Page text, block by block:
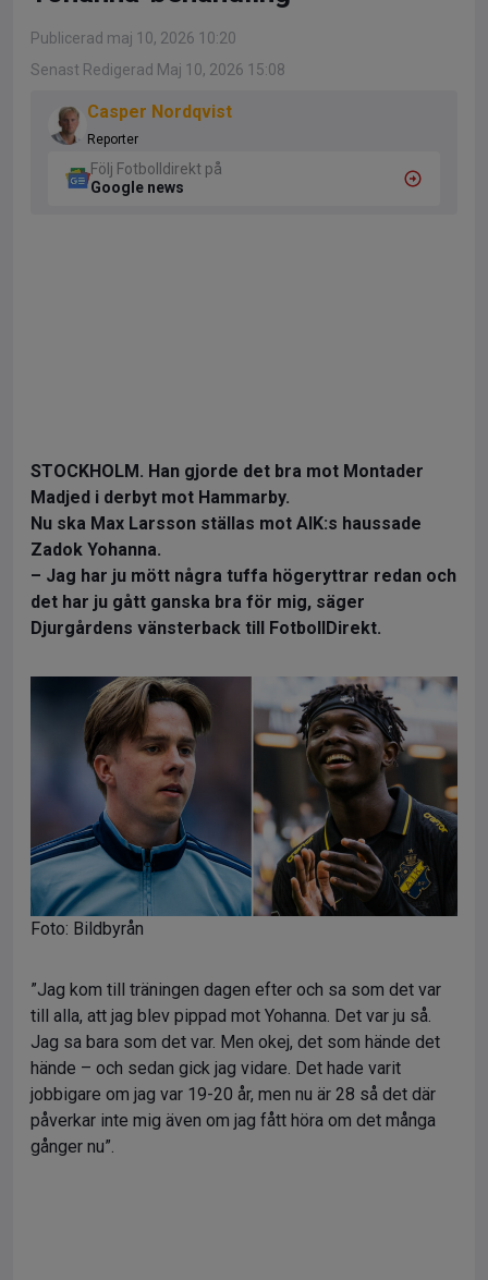
Publicerad maj 10, 2026 10:20
Senast Redigerad Maj 10, 2026 15:08
Casper Nordqvist
Reporter
Följ Fotbolldirekt på
Google news
STOCKHOLM. Han gjorde det bra mot Montader
Madjed i derbyt mot Hammarby.
Nu ska Max Larsson ställas mot AIK:s haussade
Zadok Yohanna.
– Jag har ju mött några tuffa högeryttrar redan och
det har ju gått ganska bra för mig, säger
Djurgårdens vänsterback till FotbollDirekt.
Foto: Bildbyrån
”Jag kom till träningen dagen efter och sa som det var
till alla, att jag blev pippad mot Yohanna. Det var ju så.
Jag sa bara som det var. Men okej, det som hände det
hände – och sedan gick jag vidare. Det hade varit
jobbigare om jag var 19-20 år, men nu är 28 så det där
påverkar inte mig även om jag fått höra om det många
gånger nu”.